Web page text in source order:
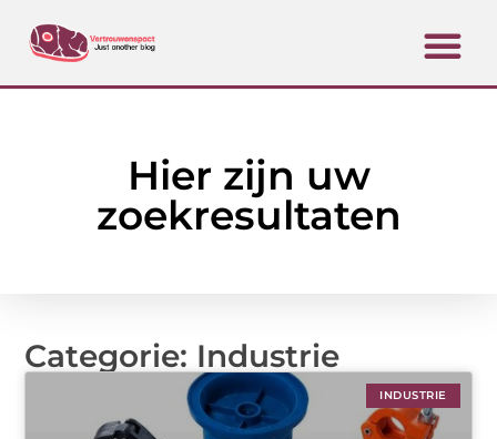
Hier zijn uw
zoekresultaten
Categorie: Industrie
INDUSTRIE